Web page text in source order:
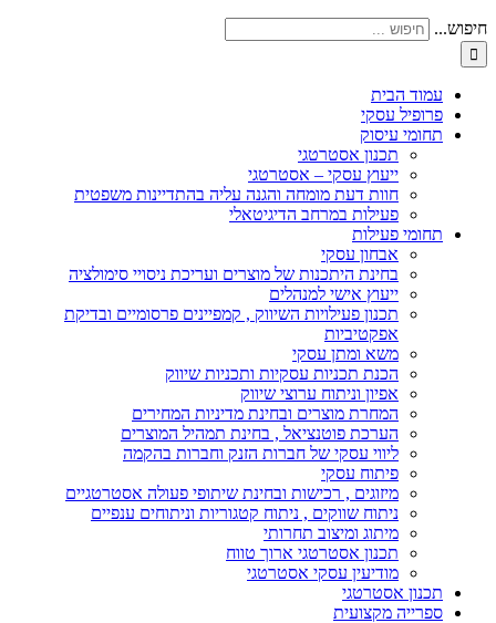
חיפוש...
עמוד הבית
פרופיל עסקי
תחומי עיסוק
תכנון אסטרטגי
ייעוץ עסקי – אסטרטגי
חוות דעת מומחה והגנה עליה בהתדיינות משפטית
פעילות במרחב הדיגיטאלי
תחומי פעילות
אבחון עסקי
בחינת היתכנות של מוצרים ועריכת ניסויי סימולציה
ייעוץ אישי למנהלים
תכנון פעילויות השיווק , קמפיינים פרסומיים ובדיקת
אפקטיביות
משא ומתן עסקי
הכנת תכניות עסקיות ותכניות שיווק
אפיון וניתוח ערוצי שיווק
המחרת מוצרים ובחינת מדיניות המחירים
הערכת פוטנציאל , בחינת תמהיל המוצרים
ליווי עסקי של חברות הזנק וחברות בהקמה
פיתוח עסקי
מיזוגים , רכישות ובחינת שיתופי פעולה אסטרטגיים
ניתוח שווקים , ניתוח קטגוריות וניתוחים ענפיים
מיתוג ומיצוב תחרותי
תכנון אסטרטגי ארוך טווח
מודיעין עסקי אסטרטגי
תכנון אסטרטגי
ספרייה מקצועית